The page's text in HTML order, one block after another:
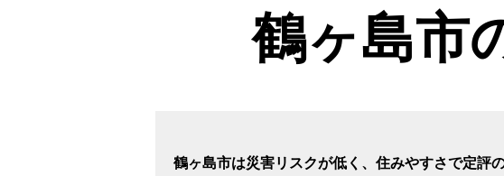
鶴ヶ島市
鶴ヶ島市は災害リスクが低く、住みやすさで定評